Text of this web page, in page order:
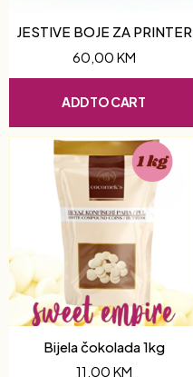
JESTIVE BOJE ZA PRINTER
60,00 KM
ADD TO CART
Bijela čokolada 1kg
11,00 KM